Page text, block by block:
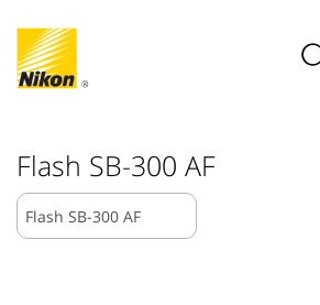
Flash SB-300 AF